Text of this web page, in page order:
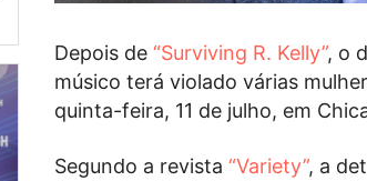
Depois de“Surviving R. Kelly”, o
músico terá violado várias
quinta-feira, 11 de julho, em
Segundo a revista“Variety”, a